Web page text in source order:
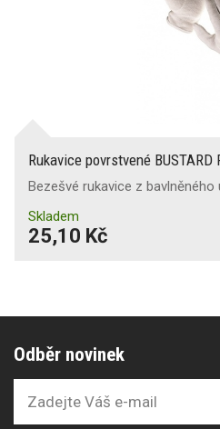
Rukavice povrstvené BUSTARD
Bezešvé rukavice z
Skladem
25,10 Kč
Odběr novinek